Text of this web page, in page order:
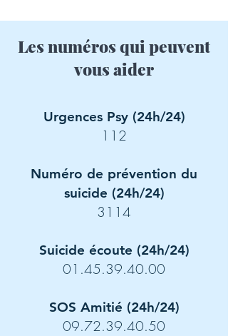
Les numéros qui peuvent
vous aider
Urgences Psy (24h/24)
112
Numéro de prévention du
suicide (24h/24)
3114
Suicide écoute (24h/24)
01.45.39.40.00
SOS Amitié (24h/24)
09.72.39.40.50